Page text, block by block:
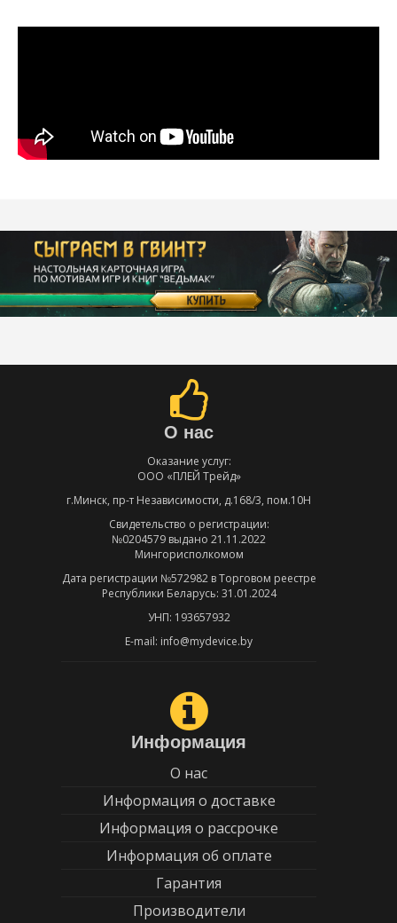
О нас
Оказание услуг:
ООО «ПЛЕЙ Трейд»
г.Минск, пр-т Независимости, д.168/3, пом.10Н
Свидетельство о регистрации:
№0204579 выдано 21.11.2022
Мингорисполкомом
Дата регистрации №572982 в Торговом реестре
Республики Беларусь: 31.01.2024
УНП: 193657932
E-mail: info@mydevice.by
Информация
О нас
Информация о доставке
Информация о рассрочке
Информация об оплате
Гарантия
Производители